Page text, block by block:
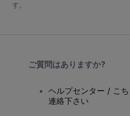
す。
ご質問はありますか?
ヘルプセンター / こ
連絡下さい